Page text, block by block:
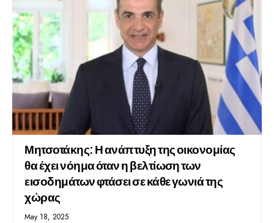
Μητσοτάκης: Η ανάπτυξη της οικονομίας
θα έχει νόημα όταν η βελτίωση των
εισοδημάτων φτάσει σε κάθε γωνιά της
χώρας
May 18, 2025